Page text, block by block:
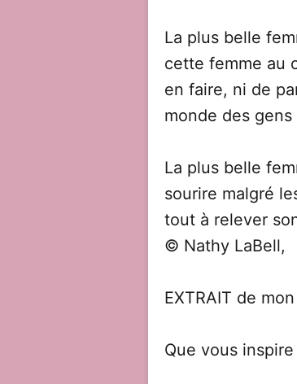
La plus belle
cette femme au
en faire, ni de
monde des
La plus belle
sourire malgré
tout à relever
© Nathy LaBell,
EXTRAIT de
Que vous